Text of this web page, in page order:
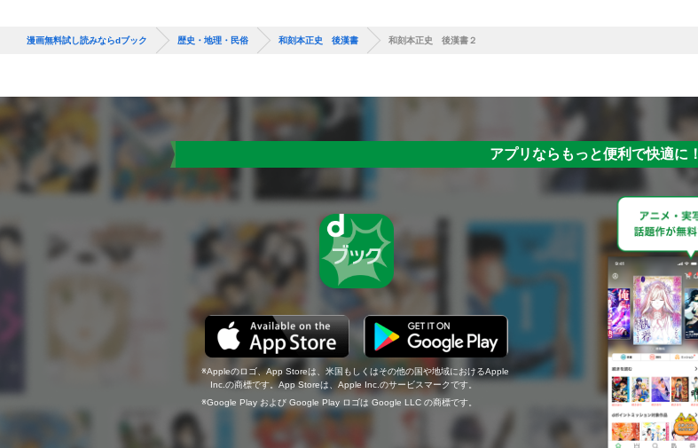
漫画無料試し読みならdブック 歴史・地理・民俗 和刻本正史 後漢書 和刻本正史 後漢書２
アプリならもっと便利で快適に！
Appleのロゴ、App Storeは、米国もしくはその他の国や地域におけるApple
Inc.の商標です。App Storeは、Apple Inc.のサービスマークです。
Google Play および Google Play ロゴは Google LLC の商標です。